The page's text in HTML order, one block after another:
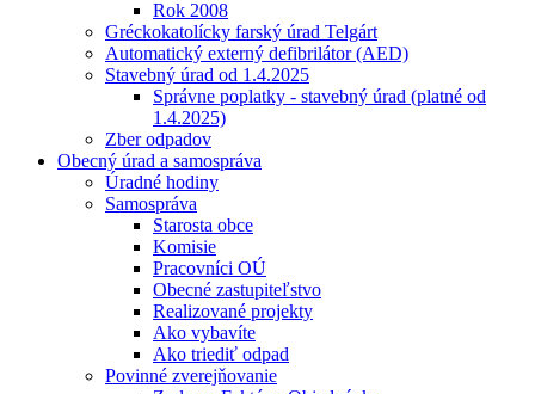
Rok 2008
Gréckokatolícky farský úrad Telgárt
Automatický externý defibrilátor (AED)
Stavebný úrad od 1.4.2025
Správne poplatky - stavebný úrad (platné od
1.4.2025)
Zber odpadov
Obecný úrad a samospráva
Úradné hodiny
Samospráva
Starosta obce
Komisie
Pracovníci OÚ
Obecné zastupiteľstvo
Realizované projekty
Ako vybavíte
Ako triediť odpad
Povinné zverejňovanie